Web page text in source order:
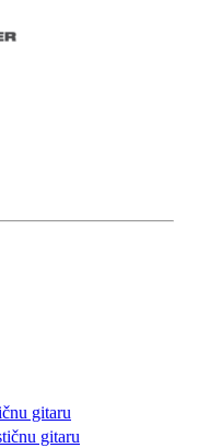
gitaru
gitaru